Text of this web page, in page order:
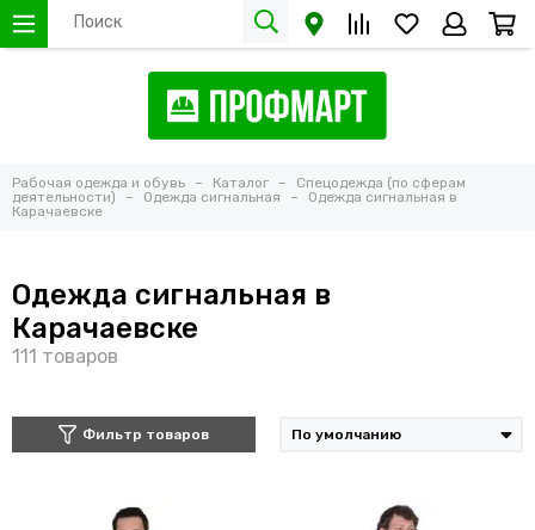
Рабочая одежда и обувь Каталог
Спецодежда (по сферам
деятельности)
Одежда сигнальная
Одежда сигнальная в
Карачаевске
Одежда сигнальная в
Карачаевске
Фильтр товаров